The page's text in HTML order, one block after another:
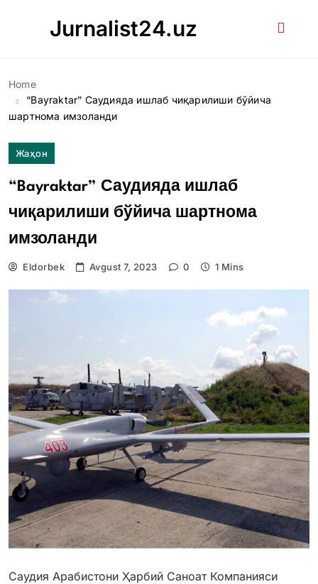
Jurnalist24.uz
Home
“Bayraktar” Саудияда ишлаб чиқарилиши бўйича
шартнома имзоланди
Жаҳон
“Bayraktar” Саудияда ишлаб
чиқарилиши бўйича шартнома
имзоланди
Eldorbek Avgust 7, 2023 0 1 Mins
Саудия Арабистони Ҳарбий Саноат Компанияси